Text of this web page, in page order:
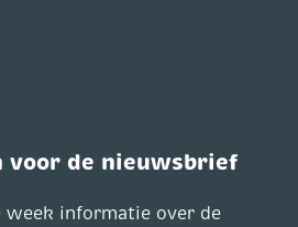
voor de nieuwsbrief
week informatie over de